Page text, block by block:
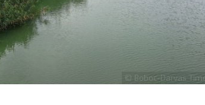
© Boboc-Darvas